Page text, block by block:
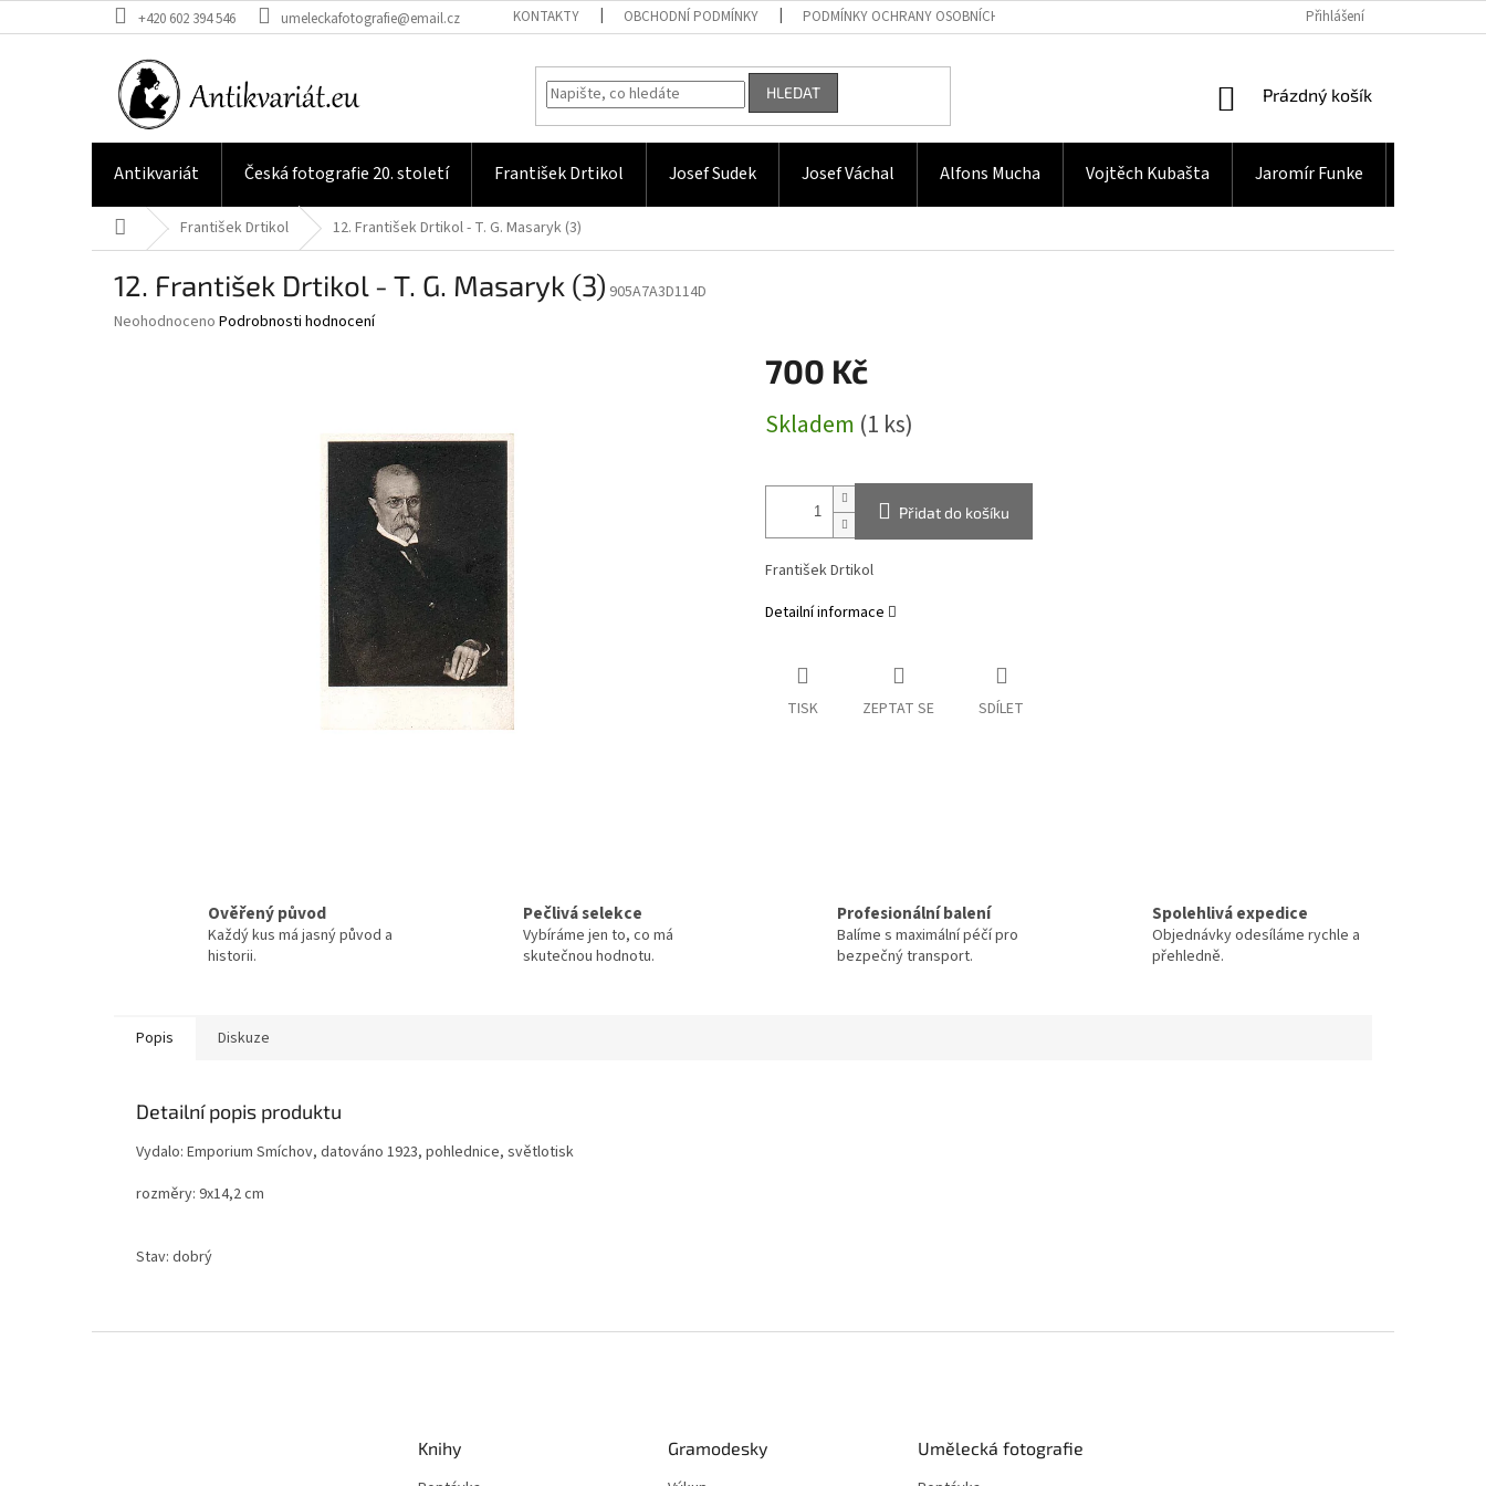
na
+420 602 394 546 umeleckafotografie@email.cz KONTAKTY OBCHODNÍ PODMÍNKY PODMÍNKY OCHRANY OSOBNÍCH ÚDAJŮ Přihlášení
HLEDAT
NÁKUPNÍ
Prázdný košík
Antikvariát Česká fotografie 20. století František Drtikol Josef Sudek Josef Váchal Alfons Mucha Vojtěch Kubašta Jaromír Funke
Domů František Drtikol 12. František Drtikol - T. G. Masaryk (3)
12. František Drtikol - T. G. Masaryk (3) 905A7A3D114D
Průměrné
Neohodnoceno Podrobnosti hodnocení
700 Kč
cena:
Skladem (1 ks)
Přidat do košíku
František Drtikol
Detailní informace
TISK ZEPTAT SE SDÍLET
Ověřený původ
Každý kus má jasný původ a
historii.
Pečlivá selekce
Vybíráme jen to, co má
skutečnou hodnotu.
Profesionální balení
Balíme s maximální péčí pro
bezpečný transport.
Spolehlivá expedice
Objednávky odesíláme rychle a
přehledně.
Popis Diskuze
Detailní popis produktu
Vydalo: Emporium Smíchov, datováno 1923, pohlednice, světlotisk
rozměry: 9x14,2 cm
Stav: dobrý
Knihy Gramodesky Umělecká fotografie